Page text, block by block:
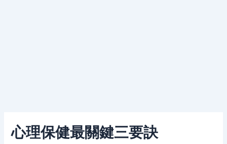
心理保健最關鍵三要訣